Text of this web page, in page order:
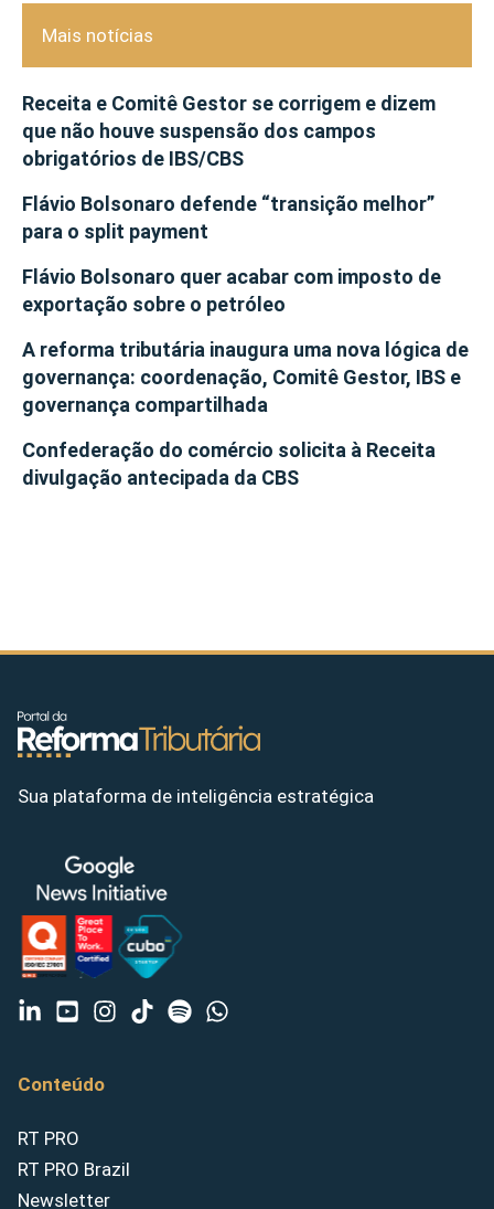
Mais notícias
Receita e Comitê Gestor se corrigem e dizem
que não houve suspensão dos campos
obrigatórios de IBS/CBS
Flávio Bolsonaro defende “transição melhor”
para o split payment
Flávio Bolsonaro quer acabar com imposto de
exportação sobre o petróleo
A reforma tributária inaugura uma nova lógica de
governança: coordenação, Comitê Gestor, IBS e
governança compartilhada
Confederação do comércio solicita à Receita
divulgação antecipada da CBS
Sua plataforma de inteligência estratégica
Conteúdo
RT PRO
RT PRO Brazil
Newsletter